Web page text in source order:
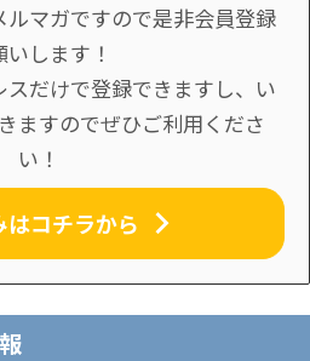
ルマガですので是非会員登録
いします！
だけで登録できますし、い
ますのでぜひご利用くださ
い！
はコチラから